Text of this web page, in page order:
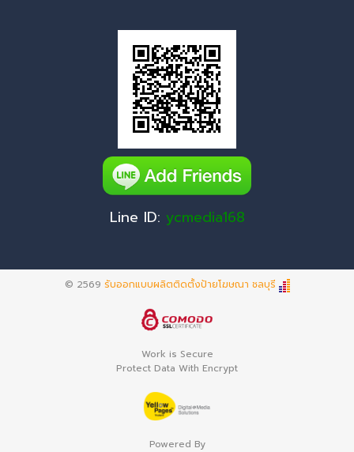
Line ID: ycmedia168
© 2569 รับออกแบบผลิตติดตั้งป้ายโฆษณา ชลบุรี
Work is Secure
Protect Data With Encrypt
Powered By